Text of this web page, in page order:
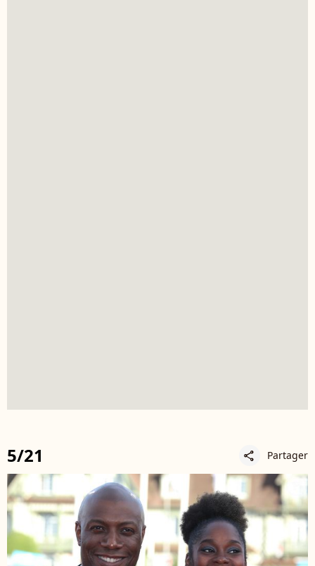
5/21 share Partager